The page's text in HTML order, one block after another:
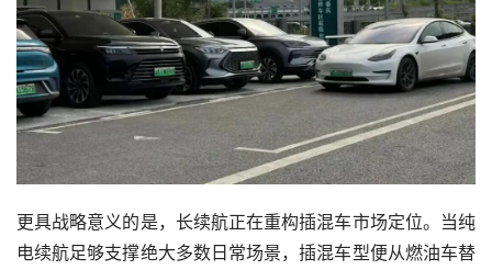
更具战略意义的是，长续航正在重构插混车市场定位。当纯
电续航足够支撑绝大多数日常场景，插混车型便从燃油车替